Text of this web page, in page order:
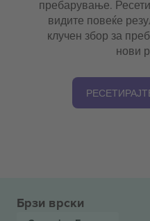
пребарување.
видите повеќе
клучен збор за
нови
Брзи врски